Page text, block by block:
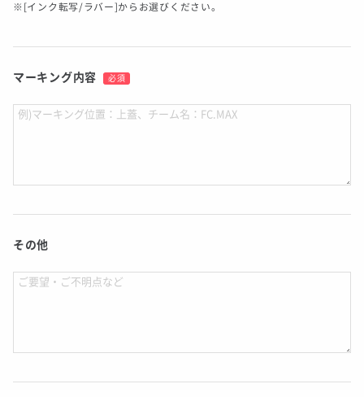
※[インク転写/ラバー]からお選びください。
マーキング内容 必須
その他